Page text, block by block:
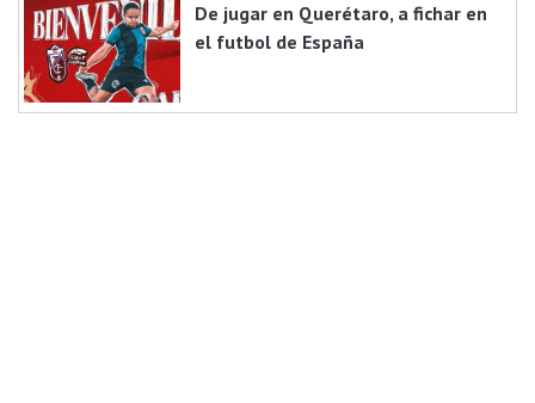
De jugar en Querétaro, a fichar en
el futbol de España